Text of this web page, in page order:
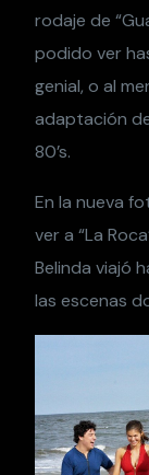
rodaje de
podido ver
genial, o al
adaptación
80’s.
En la nueva
ver a “La
Belinda viajó
las escenas